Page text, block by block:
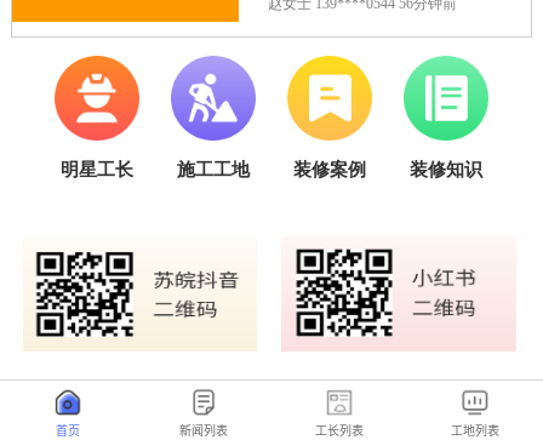
首页 新闻列表 工长列表 工地列表